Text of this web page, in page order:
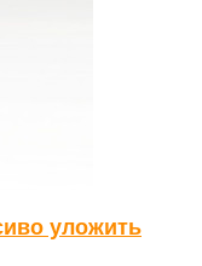
уложить